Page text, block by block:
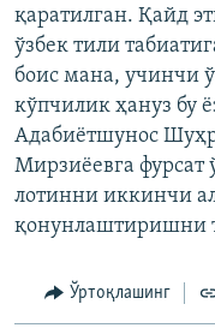
қаратилган. Қайд
ўзбек тили
боис мана, учинчи
кўпчилик ҳануз бу
Адабиётшунос
Мирзиёевга фурсат
лотинни иккинчи
қонунлаштиришни
Ўртоқлашинг